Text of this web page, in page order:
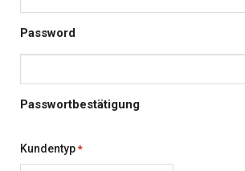
Password
Passwortbestätigung
Kundentyp *